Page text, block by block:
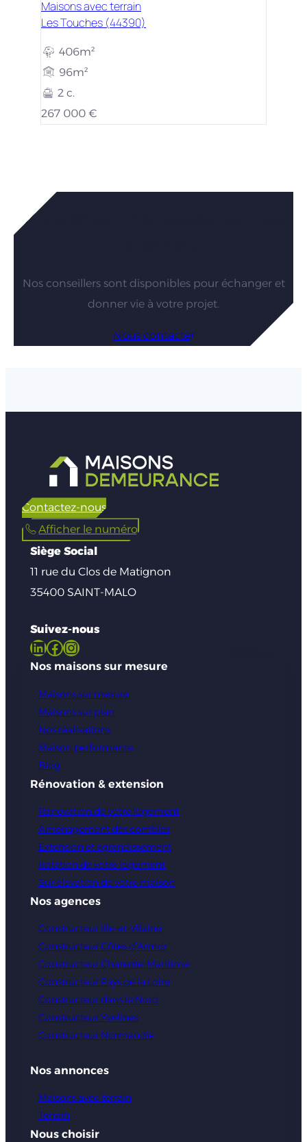
Maisons avec terrain
Les Touches (44390)
406m²
96m²
2 c.
267 000 €
Vous êtes intéressés par nos
Nos conseillers sont disponibles pour échanger et
donner vie à votre projet.
Nous contacter
Contactez-nous
Afficher le numéro
Siège Social
11 rue du Clos de Matignon
35400 SAINT-MALO
Suivez-nous
LinkedIn Facebook Instagram
Nos maisons sur mesure
Maisons sur mesure
Maisons sur plan
Nos réalisations
Maison performante
Blog
Rénovation & extension
Rénovation de votre logement
Aménagement des combles
Extension et agrandissement
Isolation de votre logement
Sur élévation de votre maison
Nos agences
Constructeur Ille-et-Vilaine
Constructeur Côtes d’Armor
Constructeur Charente-Maritime
Constructeur Pays de la Loire
Constructeur dans le Nord
Constructeur Yvelines
Constructeur Normandie
Nos annonces
Maisons avec terrain
Terrain
Nous choisir